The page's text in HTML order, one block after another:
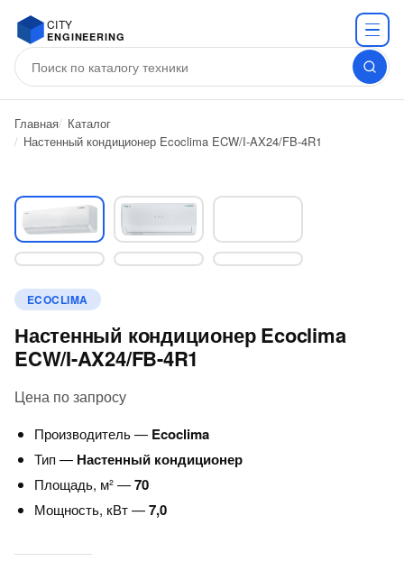
CITY
ENGINEERING
Главная Каталог
Настенный кондиционер Ecoclima ECW/I-AX24/FB-4R1
ECOCLIMA
Настенный кондиционер Ecoclima
ECW/I-AX24/FB-4R1
Цена по запросу
Производитель — Ecoclima
Тип — Настенный кондиционер
Площадь, м² —70
Мощность, кВт —7,0